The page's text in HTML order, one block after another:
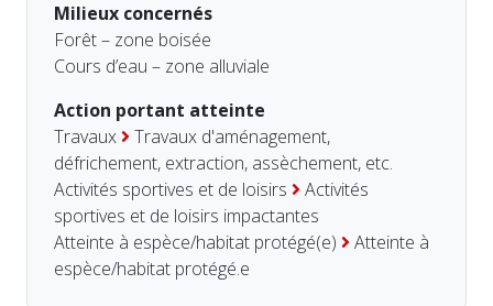
Milieux concernés
Forêt – zone boisée
Cours d’eau – zone alluviale
Action portant atteinte
Travaux
Travaux d'aménagement,
défrichement, extraction, assèchement, etc.
Activités sportives et de loisirs
Activités
sportives et de loisirs impactantes
Atteinte à espèce/habitat protégé(e)
Atteinte à
espèce/habitat protégé.e